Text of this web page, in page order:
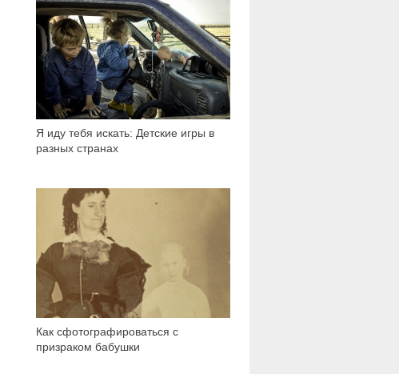
Я иду тебя искать: Детские игры в
разных странах
1 583
Как сфотографироваться с
призраком бабушки
4 876